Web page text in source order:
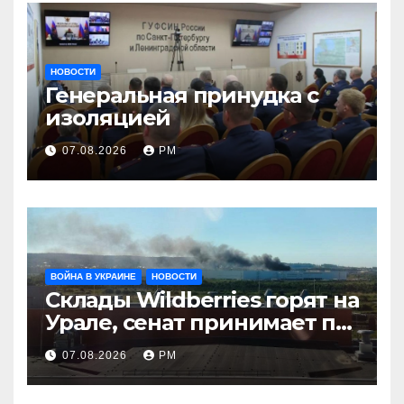
НОВОСТИ
Генеральная принудка с
изоляцией
07.08.2026 РМ
ВОЙНА В УКРАИНЕ НОВОСТИ
Склады Wildberries горят на
Урале, сенат принимает по
Грэму закон
07.08.2026 РМ